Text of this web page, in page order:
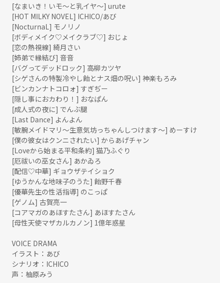
[なまいき！いモ～と乳イヤ～] urute
[HOT MILKY NOVEL] ICHICO/あび
[NocturnaL] モノリノ
[ボディメイク♡メイクラブ♡] おじょ
[恋の熱視線] 綺月さい
[姉弟で縁結び] 音音
[バグってデッドロック] 高柳カツヤ
[シゲさんの特製冷やし飴とナス畑の呪い] 神楽もろみ
[ビンカンナトコロォ] すぎぢー
[隠し事におカわり！] おなぱん
[成人式の夜に] でんぶ腿
[Last Dance] よんよん
[敏腕メイドマリ～生意気坊っちゃんしつけます～] めーすけ
[僕の彼女はクンニされたい] からあげチャン
[Loveから始まる平和条約] 猫乃ふぐり
[厄祓いの巫女さん] あかゐろ
[配信♡中華] ギョウザテイショク
[ゆうかんな地味子のうた] 飴野千春
[優華先生の性活指導] のこっぱ
[ゲノム] 古賀亮一
[コアマガのあほすたさん] あほすたさん
[母性天使マザカルカノン] 1億年惑星
VOICE DRAMA
イラスト：あび
シナリオ：ICHICO
声：柚原みう